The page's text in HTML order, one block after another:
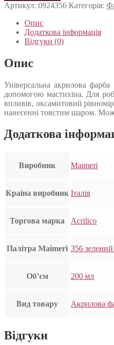
Артикул: 0924356 Категорія:
Опис
Додаткова інформація
Відгуки (0)
Опис
Універсальна акрилова
допомогою мастихіна. Для
впливів, оксамитовий
нанесенні товстим шаром.
Додаткова
Виробник Maimeri
Країна виробник Італія
Торгова марка Acrilico
Палітра Maimeri 356
Об’єм 200 мл
Вид товару Акрилова
Відгуки